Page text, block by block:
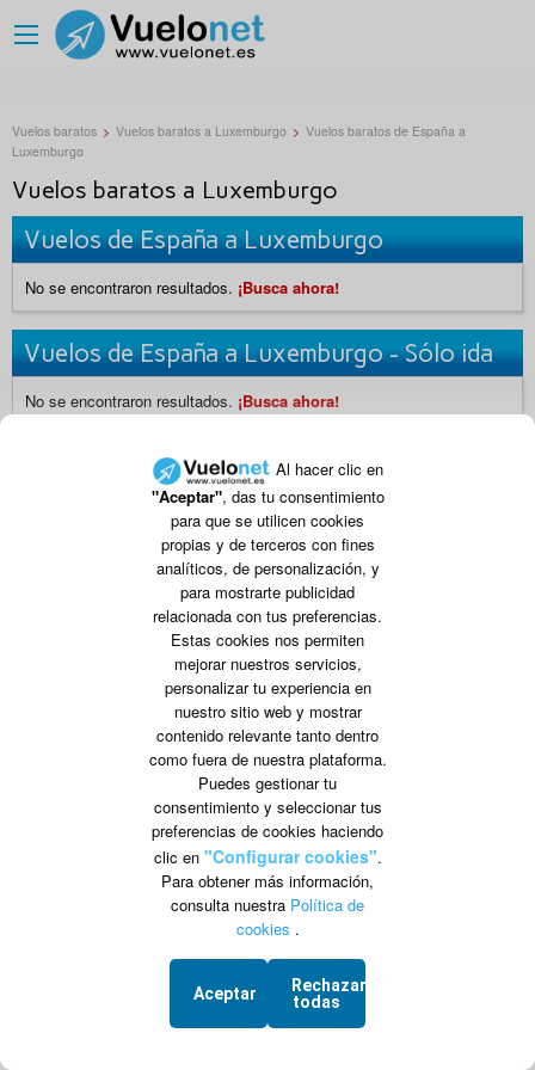
Vuelos baratos > Vuelos baratos a Luxemburgo > Vuelos baratos de España a
Luxemburgo
Vuelos baratos a Luxemburgo
Vuelos de España a Luxemburgo
No se encontraron resultados. ¡Busca ahora!
Vuelos de España a Luxemburgo - Sólo ida
No se encontraron resultados. ¡Busca ahora!
Vuelos baratos a Colombia | Vuelos baratos a España
Vuelos baratos a Honduras | Vuelos baratos a Nicaragua
Vuelos baratos a Perú | Vuelos baratos a Portugal
Vuelos baratos a Estados Unidos | Vuelos baratos a Guatemala
Vuelos baratos a Cuba | Vuelos baratos a Ecuador
Precios encontrados por otros usuarios, sujetos a cambio.
| Síguenos en
www.vuelonet.com
Protección de Datos Preguntas frecuentes
Modificación / Cancelación
Grupo VDT - C.I.C.M.A. n° 960 CIF: B-82748864
Al hacer clic en
"Aceptar", das tu consentimiento
para que se utilicen cookies
propias y de terceros con fines
analíticos, de personalización, y
para mostrarte publicidad
relacionada con tus preferencias.
Estas cookies nos permiten
mejorar nuestros servicios,
personalizar tu experiencia en
nuestro sitio web y mostrar
contenido relevante tanto dentro
como fuera de nuestra plataforma.
Puedes gestionar tu
consentimiento y seleccionar tus
preferencias de cookies haciendo
clic en "Configurar cookies".
Para obtener más información,
consulta nuestra Política de
cookies .
Aceptar
Rechazar
todas